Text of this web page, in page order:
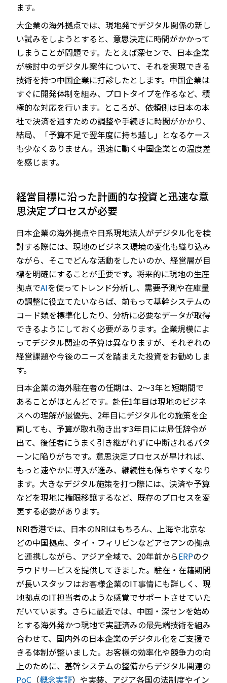
ます。
大企業の海外拠点では、現地発でデジタル関係の新し
い試みをしようとすると、意思決定に時間がかかって
しまうことが問題です。たとえば深センで、日本企業
が検討中のデジタル案件について、それを実現できる
技術を持つ中国企業に打診したとします。中国企業は
すぐに開発体制を組み、プロトタイプを作るなど、積
極的な対応を行います。ところが、依頼側は日本の本
社で決済を通すための調整や手続きに時間がかかり、
結局、「予算不足で翌年度に持ち越し」となるケース
も少なくありません。迅速に動く中国企業との温度差
を感じます。
経営目標に沿った計画的な投資と迅速な意
思決定プロセスが必要
日本企業の海外拠点や日系現地法人がデジタル化を検
討する際には、現地のビジネス環境の変化も織り込み
ながら、そこでどんな活動をしたいのか、経営層が目
標を明確にすることが重要です。将来的に現地の生産
拠点でAIを使ってトレンド分析し、需要予測や在庫量
の調整に役立てたいならば、前もって基幹システムの
コード類を標準化したり、分析に必要なデータが取得
できるようにしておく必要があります。企業規模によ
ってデジタル関連の予算は異なりますが、それぞれの
経営課題や今後のニーズを踏まえた投資をお勧めしま
す。
日本企業の海外駐在者の任期は、2～3年と短期間で
あることがほとんどです。赴任1年目は現地のビジネ
スへの理解が最優先、2年目にデジタル化の施策を企
画しても、予算が取れ動き出す3年目には帰任辞令が
出て、後任者にうまく引き継がれずに中断されるパタ
ーンに陥りがちです。意思決定プロセスが早ければ、
もっと速やかに導入が進み、継続性も保ちやすくなり
ます。大きなデジタル施策を打つ際には、決済や予算
などを現地に権限移譲するなど、既存のプロセスを変
更する必要があります。
NRI香港では、日本のNRIはもちろん、上海や北京な
どの中国拠点、タイ・フィリピンなどアセアンの拠点
と連携しながら、アジア全域で、20年前からERPのク
ラウドサービスを提供してきました。駐在・在籍期間
が長いスタッフはお客様企業のIT事情にも詳しく、現
地拠点のIT担当者のような感覚でサポートさせていた
だいています。さらに最近では、中国・深センを始め
とする海外発かつ現地で実証済みの最先端技術を組み
合わせて、国内外の日本企業のデジタル化をご支援で
きる体制が整いました。お客様の効率化や競争力の向
上のために、基幹システムの整備からデジタル関連の
PoC （概念実証）や実装、アジア各国の法制度やイン